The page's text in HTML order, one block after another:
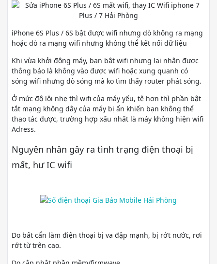
iPhone 6S Plus / 6S bật được wifi nhưng dò không ra mạng
hoặc dò ra mạng wifi nhưng không thể kết nối dữ liệu
Khi vừa khởi động máy, bạn bật wifi nhưng lại nhận được
thông báo là không vào được wifi hoặc xung quanh có
sóng wifi nhưng dò sóng mà ko tìm thấy router phát sóng.
Ở mức độ lỗi nhẹ thì wifi của máy yếu, tệ hơn thì phần bật
tắt mạng không dây của máy bị ẩn khiến bạn không thể
thao tác được, trường hợp xấu nhất là máy không hiện wifi
Adress.
Nguyên nhân gây ra tình trạng điện thoại bị
mất, hư IC wifi
Do bất cẩn làm điện thoại bị va đập mạnh, bị rớt nước, rơi
rớt từ trên cao.